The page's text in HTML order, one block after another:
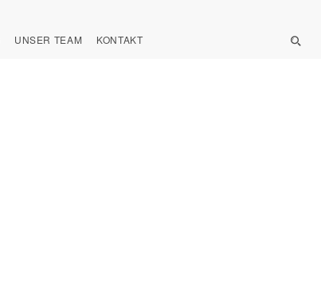
UNSER TEAM KONTAKT